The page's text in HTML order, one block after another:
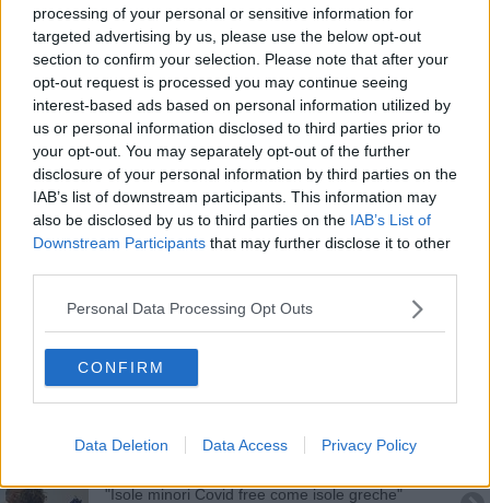
processing of your personal or sensitive information for
targeted advertising by us, please use the below opt-out
section to confirm your selection. Please note that after your
opt-out request is processed you may continue seeing
interest-based ads based on personal information utilized by
us or personal information disclosed to third parties prior to
your opt-out. You may separately opt-out of the further
disclosure of your personal information by third parties on the
IAB’s list of downstream participants. This information may
also be disclosed by us to third parties on the IAB’s List of
Downstream Participants that may further disclose it to other
Personal Data Processing Opt Outs
CONFIRM
Data Deletion Data Access Privacy Policy
Fonti rinnovabili, posizione di Italia Nostra
Nel 2014 uccise 152 donne, 16 in Toscana
Mezzi militari in Somalia, cinque arrestati
Coca a quintali, in manette i re del narcotraffico
Grave incidente a Coteto
Cinquemila tute blu per il contratto
La Sicilia trionfa sul litorale
Letizia Battaglia cittadina onoraria di Livorno
Covid, nel Livornese due casi in più
"Isole minori Covid free come isole greche"